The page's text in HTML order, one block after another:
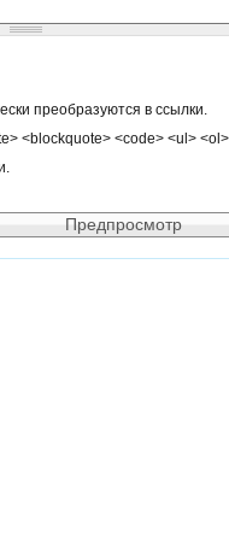
преобразуются в ссылки.
<blockquote> <code> <ul>